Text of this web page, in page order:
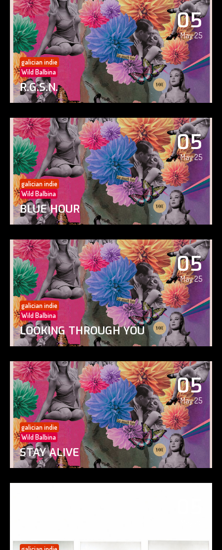
05
May 25
galician indie
Wild Balbina
R.G.S.N.
05
May 25
galician indie
Wild Balbina
BLUE HOUR
05
May 25
galician indie
Wild Balbina
LOOKING THROUGH YOU
05
May 25
galician indie
Wild Balbina
STAY ALIVE